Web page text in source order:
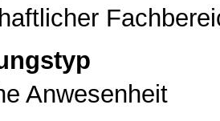
Anwesenheit